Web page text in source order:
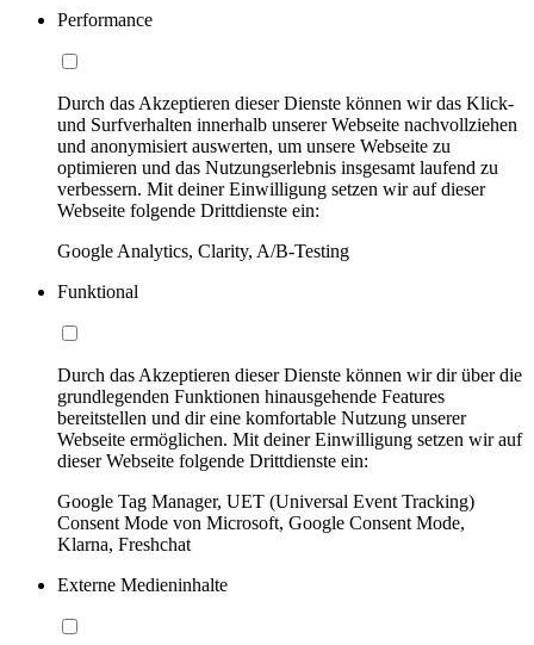
Performance
Durch das Akzeptieren dieser Dienste können wir das Klick-
und Surfverhalten innerhalb unserer Webseite nachvollziehen
und anonymisiert auswerten, um unsere Webseite zu
optimieren und das Nutzungserlebnis insgesamt laufend zu
verbessern. Mit deiner Einwilligung setzen wir auf dieser
Webseite folgende Drittdienste ein:
Google Analytics, Clarity, A/B-Testing
Funktional
Durch das Akzeptieren dieser Dienste können wir dir über die
grundlegenden Funktionen hinausgehende Features
bereitstellen und dir eine komfortable Nutzung unserer
Webseite ermöglichen. Mit deiner Einwilligung setzen wir auf
dieser Webseite folgende Drittdienste ein:
Google Tag Manager, UET (Universal Event Tracking)
Consent Mode von Microsoft, Google Consent Mode,
Klarna, Freshchat
Externe Medieninhalte